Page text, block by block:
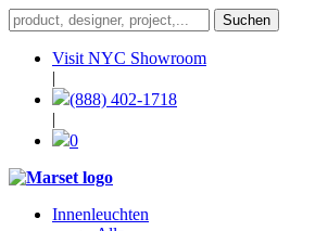
Visit NYC Showroom
|
(888) 402-1718
|
0
Innenleuchten